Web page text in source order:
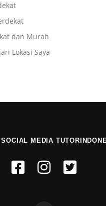
dan Murah
Lokasi Saya
MEDIA